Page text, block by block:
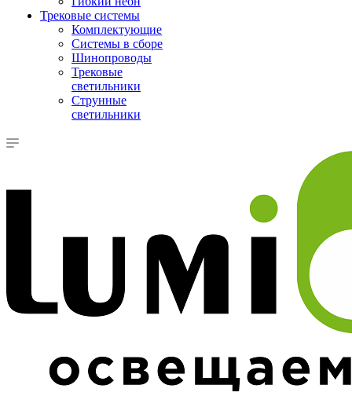
Трековые системы
Комплектующие
Системы в сборе
Шинопроводы
Трековые
светильники
Струнные
светильники